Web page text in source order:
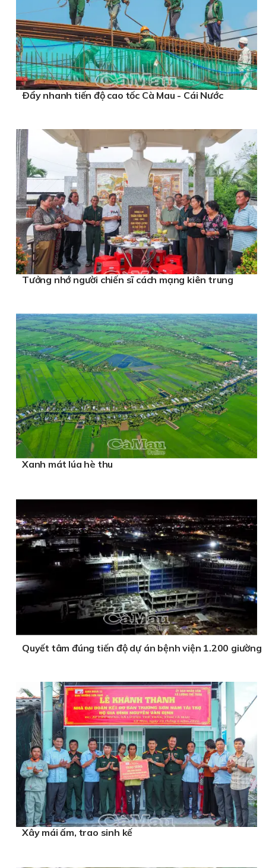
Ðẩy nhanh tiến độ cao tốc Cà Mau - Cái Nước
Tưởng nhớ người chiến sĩ cách mạng kiên trung
Xanh mát lúa hè thu
Quyết tâm đúng tiến độ dự án bệnh viện 1.200 giường
Xây mái ấm, trao sinh kế